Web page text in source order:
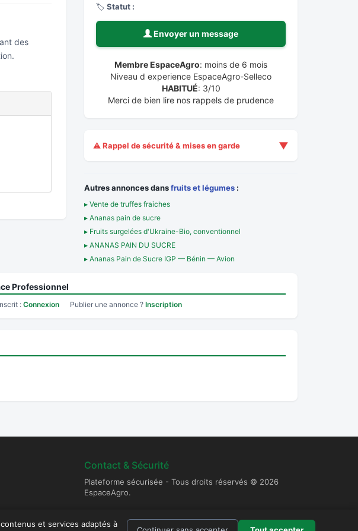
des
🏷️ Statut :
Envoyer un message
Membre EspaceAgro: moins de 6 mois
Niveau d experience EspaceAgro-Selleco
HABITUÉ: 3/10
Merci de bien lire nos rappels de prudence
⚠️ Rappel de sécurité & mises en garde ▼
Autres annonces dansfruits et légumes :
▸ Vente de truffes fraiches
▸ Ananas pain de sucre
▸ Fruits surgelées d'Ukraine-Bio, conventionnel
▸ ANANAS PAIN DU SUCRE
▸ Ananas Pain de Sucre IGP — Bénin — Avion
Professionnel
:Connexion Publier une annonce ? Inscription
Contact & Sécurité
Plateforme sécurisée - Tous droits réservés © 2026
EspaceAgro.
et services adaptés à